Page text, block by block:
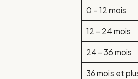
0 – 12 mois
12 – 24 mois
24 – 36 mois
36 mois et